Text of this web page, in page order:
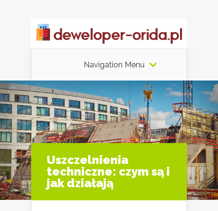
Navigation Menu
Uszczelnienia
techniczne: czym są i
jak działają